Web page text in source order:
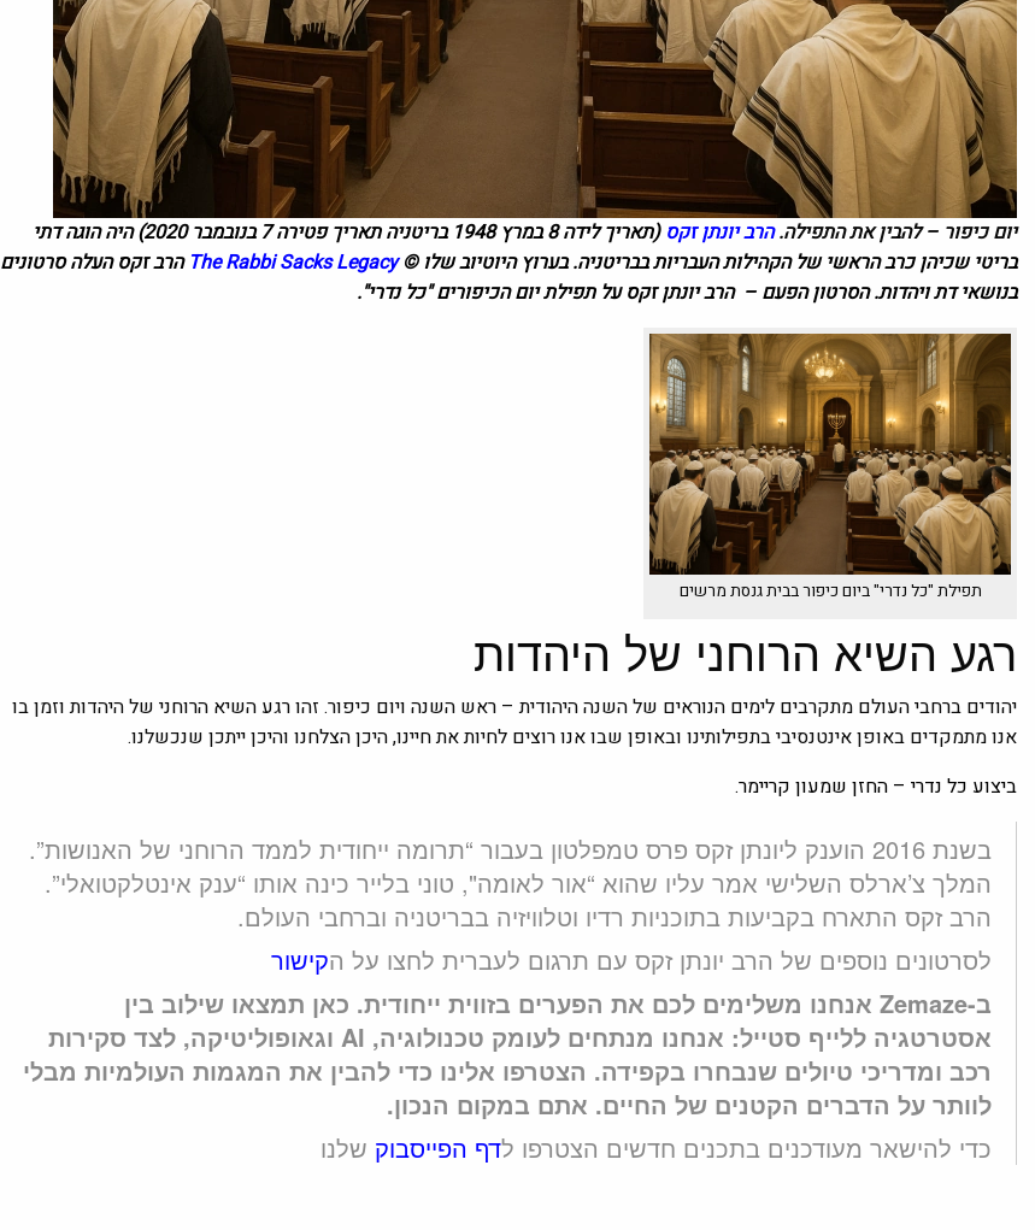
יום כיפור – להבין את התפילה.הרב יונתן זקס (תאריך לידה8 במרץ 1948 בריטניה תאריך פטירה7 בנובמבר 2020)
היה הוגה דתי
בריטי שכיהן כרב הראשי של הקהילות העבריות בבריטניה. בערוץ היוטיוב שלו ©The Rabbi Sacks Legacy הרב זקס העלה סרטונים
בנושאי דת ויהדות. הסרטון הפעם – הרב יונתן זקס על תפילת יום הכיפורים "כל נדרי".
תפילת "כל נדרי" ביום כיפור בבית גנסת מרשים
רגע השיא הרוחני של היהדות
יהודים ברחבי העולם מתקרבים לימים הנוראים של השנה היהודית – ראש השנה ויום כיפור. זהו רגע השיא הרוחני של היהדות וזמן בו
אנו מתמקדים באופן אינטנסיבי בתפילותינו ובאופן שבו אנו רוצים לחיות את חיינו, היכן הצלחנו והיכן ייתכן שנכשלנו.
ביצוע כל נדרי – החזן שמעון קריימר.
בשנת 2016 הוענק ליונתן זקס פרס טמפלטון בעבור “תרומה ייחודית לממד הרוחני של האנושות”.
המלך צ’ארלס השלישי אמר עליו שהוא “אור לאומה", טוני בלייר כינה אותו “ענק אינטלקטואלי”.
הרב זקס התארח בקביעות בתוכניות רדיו וטלוויזיה בבריטניה וברחבי העולם.
לסרטונים נוספים של הרב יונתן זקס עם תרגום לעברית לחצו על הקישור
ב-Zemaze אנחנו משלימים לכם את הפערים בזווית ייחודית. כאן תמצאו שילוב בין
אסטרטגיה ללייף סטייל: אנחנו מנתחים לעומק טכנולוגיה, AI וגאופוליטיקה, לצד סקירות
רכב ומדריכי טיולים שנבחרו בקפידה. הצטרפו אלינו כדי להבין את המגמות העולמיות מבלי
לוותר על הדברים הקטנים של החיים. אתם במקום הנכון.
כדי להישאר מעודכנים בתכנים חדשים הצטרפו לדף הפייסבוק שלנו